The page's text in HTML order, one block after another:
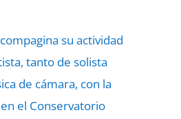
su actividad
tanto de solista
de cámara, con la
el Conservatorio